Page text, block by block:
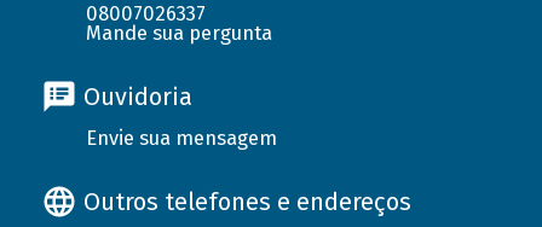
08007026337
Mande sua pergunta
Ouvidoria
Envie sua mensagem
Outros telefones e endereços